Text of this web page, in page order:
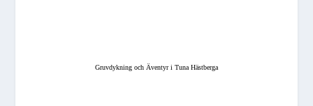
Gruvdykning och Äventyr i Tuna Hästberga